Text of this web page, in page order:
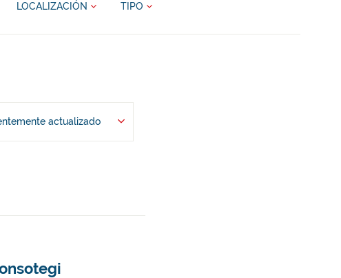
LOCALIZACIÓN TIPO
actualizado